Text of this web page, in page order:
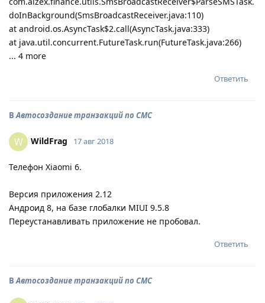
doInBackground(SmsBroadcastReceiver.java:110)
at android.os.AsyncTask$2.call(AsyncTask.java:333)
at java.util.concurrent.FutureTask.run(FutureTask.java:266)
... 4 more
Ответить
ВАвтосоздание транзакций по СМС
W WildFrag 17 авг 2018
Телефон Xiaomi 6.
Версия приложения 2.12
Андроид 8, на базе глобалки MIUI 9.5.8
Переустанавливать приложение не пробовал.
Ответить
ВАвтосоздание транзакций по СМС